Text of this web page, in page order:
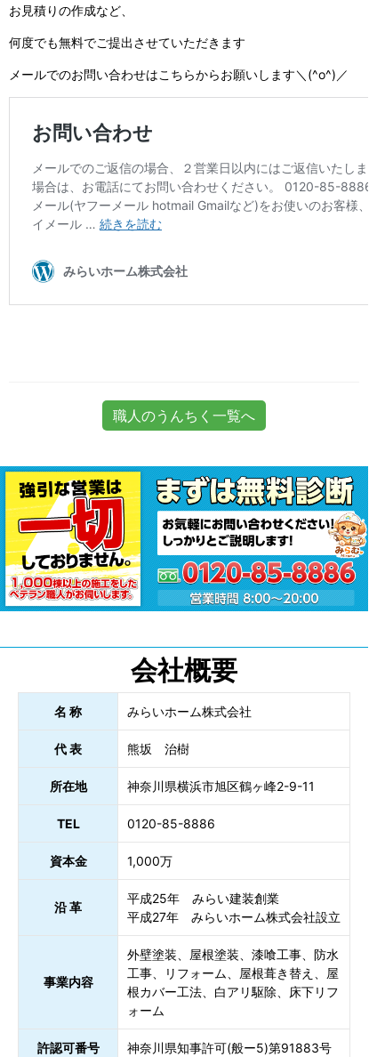
お見積りの作成など、
何度でも無料でご提出させていただきます
メールでのお問い合わせはこちらからお願いします＼(^o^)／
職人のうんちく一覧へ
会社概要
名 称 みらいホーム株式会社
代 表 熊坂 治樹
所在地 神奈川県横浜市旭区鶴ヶ峰2-9-11
TEL 0120-85-8886
資本金 1,000万
沿 革
平成25年 みらい建装創業
平成27年 みらいホーム株式会社設立
事業内容
外壁塗装、屋根塗装、漆喰工事、防水
工事、リフォーム、屋根葺き替え、屋
根カバー工法、白アリ駆除、床下リフ
ォーム
許認可番号 神奈川県知事許可(般ー5)第91883号